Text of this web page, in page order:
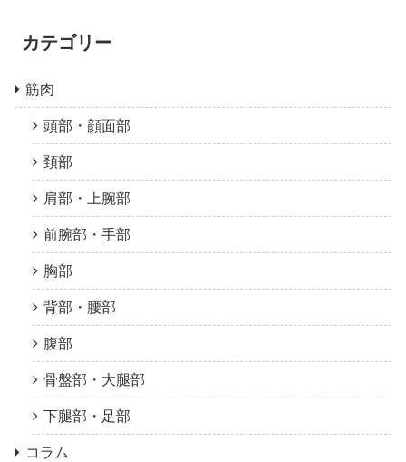
カテゴリー
筋肉
頭部・顔面部
頚部
肩部・上腕部
前腕部・手部
胸部
背部・腰部
腹部
骨盤部・大腿部
下腿部・足部
コラム